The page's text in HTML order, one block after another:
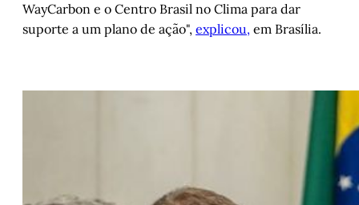
WayCarbon e o Centro Brasil no Clima para dar
suporte a um plano de ação", explicou, em Brasília.